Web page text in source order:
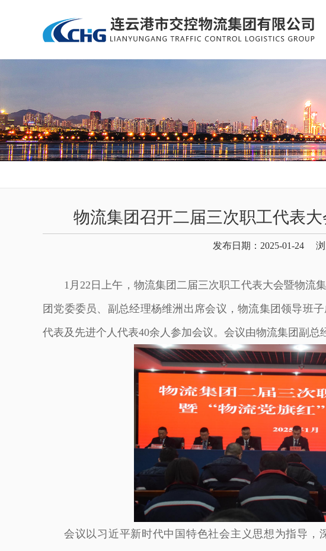
物流集团召开二届三次职工代表
发布日期：2025-01-24 浏
1月22日上午，物流集团二届三次职工代表大会暨物流
团党委委员、副总经理杨维洲出席会议，物流集团领导班
代表及先进个人代表40余人参加会议。会议由物流集团副总
会议以习近平新时代中国特色社会主义思想为指导